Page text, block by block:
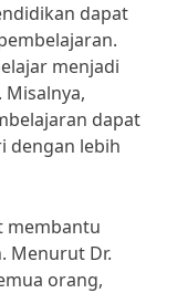
dapat
menjadi
dapat
dengan lebih
membantu
Menurut Dr.
orang,